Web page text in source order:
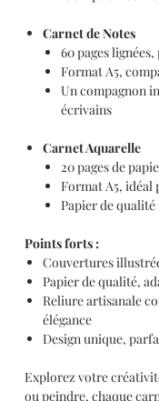
Carnet de Notes
60 pages
Format A5,
Un compagnon
écrivains
Carnet Aquarelle
20 pages de
Format A5, idéal
Papier de
Points forts :
Couvertures
Papier de qualité,
Reliure artisanale
élégance
Design unique,
Explorez votre
ou peindre, chaque